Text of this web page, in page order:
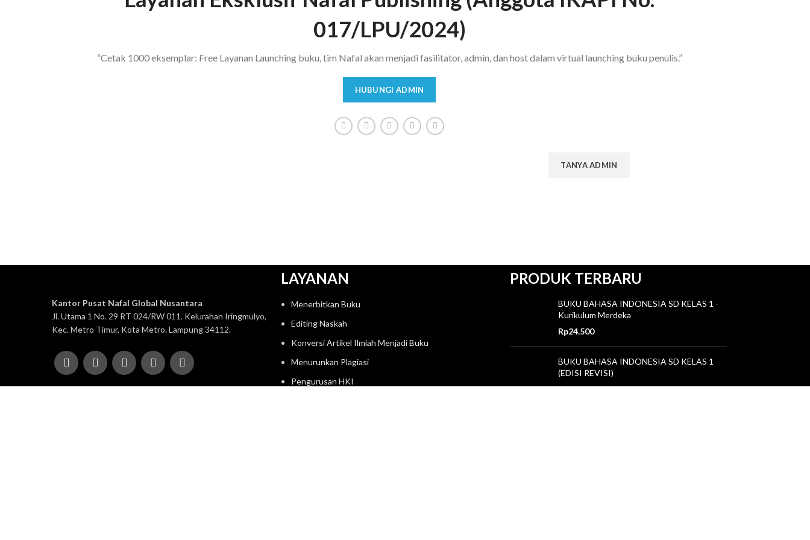
017/LPU/2024)
“Cetak 1000 eksemplar: Free Layanan Launching buku, tim Nafal akan menjadi fasilitator, admin, dan host dalam virtual launching buku penulis.”
HUBUNGI ADMIN
TANYA ADMIN
Kantor Pusat Nafal Global Nusantara
Jl. Utama 1 No. 29 RT 024/RW 011. Kelurahan Iringmulyo,
Kec. Metro Timur, Kota Metro. Lampung 34112.
LAYANAN
Menerbitkan Buku
Editing Naskah
Konversi Artikel Ilmiah Menjadi Buku
Menurunkan Plagiasi
Pengurusan HKI
PRODUK TERBARU
BUKU BAHASA INDONESIA SD KELAS 1 -
Kurikulum Merdeka
Rp24.500
BUKU BAHASA INDONESIA SD KELAS 1
(EDISI REVISI)
Rp27.000